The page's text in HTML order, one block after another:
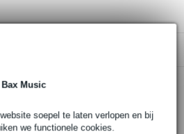
Music
soepel te laten verlopen en bij
we functionele cookies.
CL 500 jack 3.5 mm -> XLR-3
Start de check